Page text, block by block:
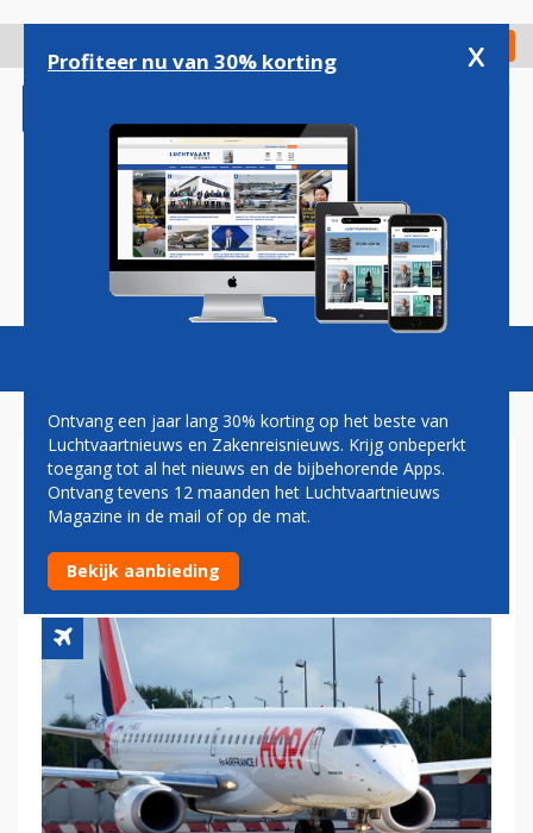
gaan
Check in
Magazine Podcasts Vacatures
LEASEMAATSCHAPPIJ
TRUENOORD KOOPT DRIE
EMBRAER 190'S
Profiteer nu van 30% korting x
Ontvang een jaar lang 30% korting op het beste van
Luchtvaartnieuws en Zakenreisnieuws. Krijg onbeperkt
toegang tot al het nieuws en de bijbehorende Apps.
Ontvang tevens 12 maanden het Luchtvaartnieuws
Magazine in de mail of op de mat.
Bekijk aanbieding